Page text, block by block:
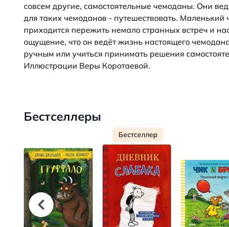
совсем другие, самостоятельные чемоданы. Они
для таких чемоданов - путешествовать. Маленький
приходится пережить немало странных встреч и
ощущение, что он ведёт жизнь настоящего
ручным или учиться принимать решения
Иллюстрации Веры Коротаевой.
Бестселлеры
Бестселлер